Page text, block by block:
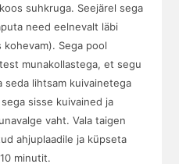
suhkruga. Seejärel sega
need eelnevalt läbi
Sega pool
munakollastega, et segu
seda lihtsam kuivainetega
sisse kuivained ja
vaht. Vala taigen
ahjuplaadile ja küpseta
minutit.